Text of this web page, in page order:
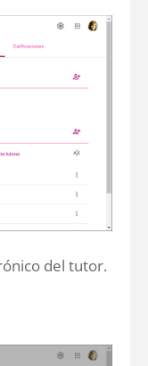
del tutor.